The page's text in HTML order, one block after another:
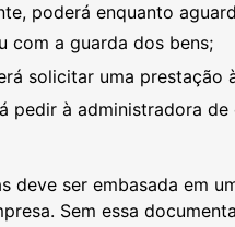
poderá enquanto
com a guarda dos bens;
solicitar uma prestação
pedir à administradora
deve ser embasada em
Sem essa